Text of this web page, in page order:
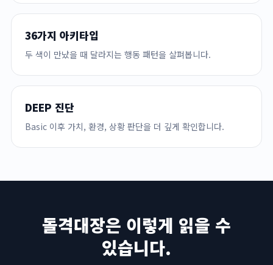
36가지 아키타입
두 색이 만났을 때 달라지는 행동 패턴을 살펴봅니다.
DEEP 진단
Basic 이후 가치, 환경, 상황 판단을 더 깊게 확인합니다.
돌격대장은 이렇게 읽을 수
있습니다.